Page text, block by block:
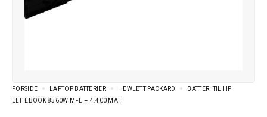
FORSIDE LAPTOP BATTERIER HEWLETT PACKARD
BATTERI TIL HP
ELITEBOOK 8560W MFL – 4.400 MAH